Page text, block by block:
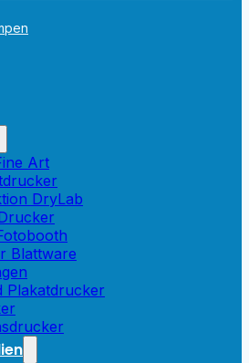
Art
DryLab
Blattware
Plakatdrucker